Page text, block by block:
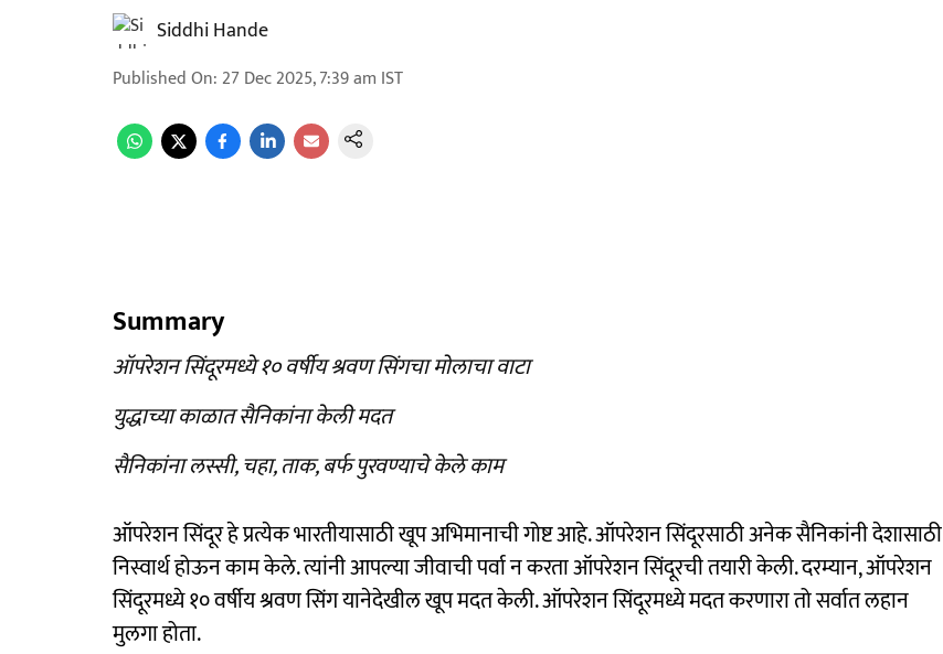
Siddhi Hande
Published On: 27 Dec 2025, 7:39 am IST
Summary
ऑपरेशन सिंदूरमध्ये १० वर्षीय श्रवण सिंगचा मोलाचा वाटा
युद्धाच्या काळात सैनिकांना केली मदत
सैनिकांना लस्सी, चहा, ताक, बर्फ पुरवण्याचे केले काम
ऑपरेशन सिंदूर हे प्रत्येक भारतीयासाठी खूप अभिमानाची गोष्ट आहे. ऑपरेशन सिंदूरसाठी अनेक सैनिकांनी देशासाठी
निस्वार्थ होऊन काम केले. त्यांनी आपल्या जीवाची पर्वा न करता ऑपरेशन सिंदूरची तयारी केली. दरम्यान, ऑपरेशन
सिंदूरमध्ये १० वर्षीय श्रवण सिंग यानेदेखील खूप मदत केली. ऑपरेशन सिंदूरमध्ये मदत करणारा तो सर्वात लहान
मुलगा होता.